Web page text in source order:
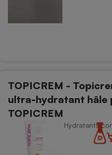
TOPICREM -
ultra-hydratant hâle
TOPICREM
Soins du corps - Hydratants